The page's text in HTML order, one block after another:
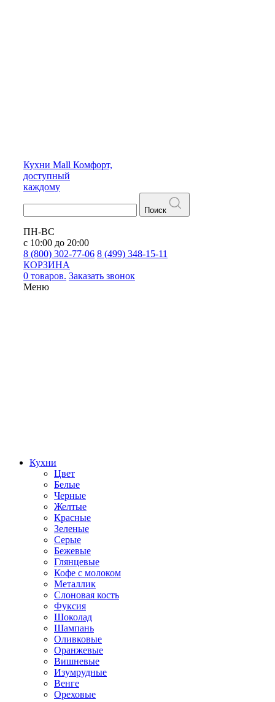
Кухни Mall Комфорт,
доступный
каждому
Поиск
ПН-ВС
с 10:00 до 20:00
8 (800) 302-77-06 8 (499) 348-15-11
КОРЗИНА
0 товаров. Заказать звонок
Меню
Кухни
Цвет
Белые
Черные
Желтые
Красные
Зеленые
Серые
Бежевые
Глянцевые
Кофе с молоком
Металлик
Слоновая кость
Фуксия
Шоколад
Шампань
Оливковые
Оранжевые
Вишневые
Изумрудные
Венге
Ореховые